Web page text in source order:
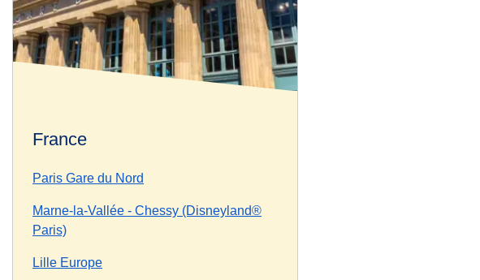
France
Paris Gare du Nord
Marne-la-Vallée - Chessy (Disneyland®
Paris)
Lille Europe